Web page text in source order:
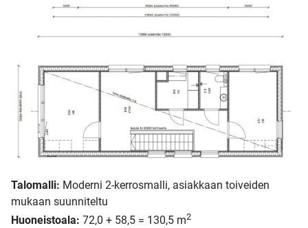
Talomalli: Moderni 2-kerrosmalli, asiakkaan toiveiden
mukaan suunniteltu
Huoneistoala: 72,0 + 58,5 = 130,5 m2